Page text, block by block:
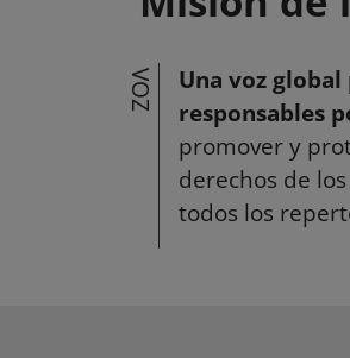
VOZ
Una voz
responsables
promover y
derechos de
todos los